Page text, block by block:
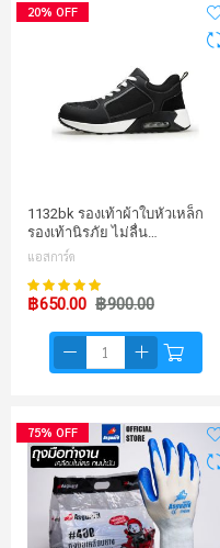
20% OFF
1132bk รองเท้าผ้าใบหัวเหล็ก
รองเท้านิรภัย ไม่ลื่น…
แอสการ์ด
คะแนน:
฿650.00 ฿900.00
75% OFF